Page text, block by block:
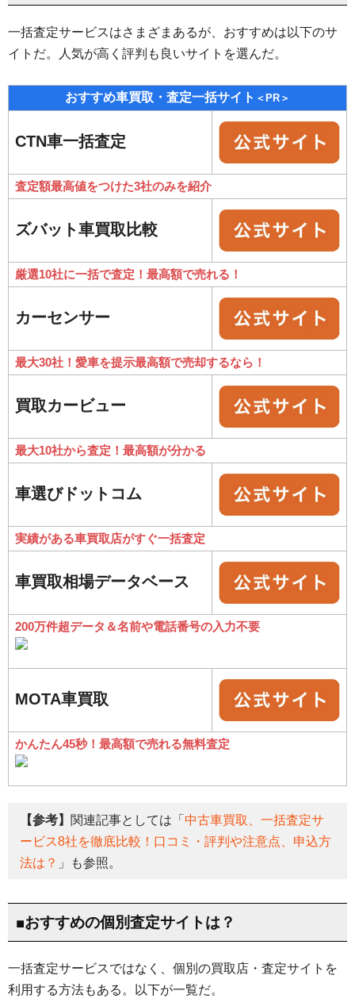
一括査定サービスはさまざまあるが、おすすめは以下のサ
イトだ。人気が高く評判も良いサイトを選んだ。
おすすめ車買取・査定一括サイト ＜PR＞
CTN車一括査定
査定額最高値をつけた3社のみを紹介
ズバット車買取比較
厳選10社に一括で査定！最高額で売れる！
カーセンサー
最大30社！愛車を提示最高額で売却するなら！
買取カービュー
最大10社から査定！最高額が分かる
車選びドットコム
実績がある車買取店がすぐ一括査定
車買取相場データベース
200万件超データ＆名前や電話番号の入力不要
MOTA車買取
かんたん45秒！最高額で売れる無料査定
【参考】 関連記事としては「 中古車買取、一括査定サ
ービス8社を徹底比較！口コミ・評判や注意点、申込方
法は？ 」も参照。
■おすすめの個別査定サイトは？
一括査定サービスではなく、個別の買取店・査定サイトを
利用する方法もある。以下が一覧だ。